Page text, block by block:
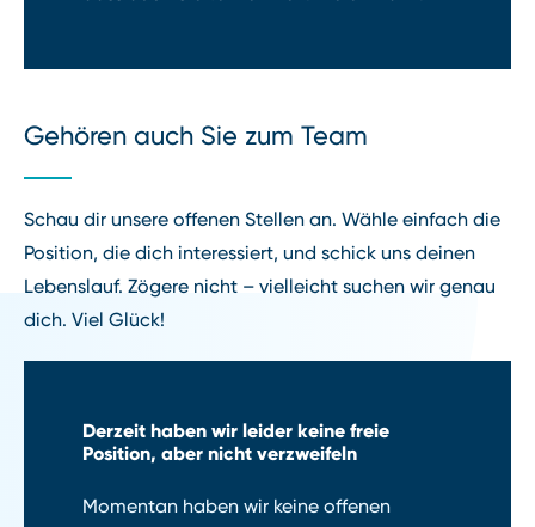
Gehören auch Sie zum Team
Schau dir unsere offenen Stellen an. Wähle einfach die
Position, die dich interessiert, und schick uns deinen
Lebenslauf. Zögere nicht – vielleicht suchen wir genau
dich. Viel Glück!
Derzeit haben wir leider keine freie
Position, aber nicht verzweifeln
Momentan haben wir keine offenen